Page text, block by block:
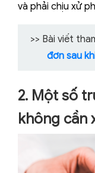
và phải chịu xử
>> Bài viết
đơn sau
2. Một số
không cần